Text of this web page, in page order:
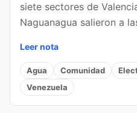
siete sectores de
Naguanagua salieron a
Leer nota
Agua Comunidad
Venezuela